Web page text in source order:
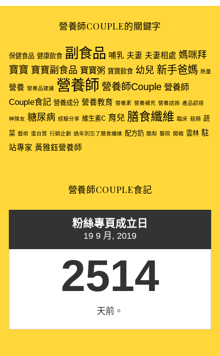
營養師COUPLE的關鍵字
保健食品 健康飲食 副食品 哺乳 夫妻 夫妻相處 媽咪拜
寶寶 寶寶副食品 寶寶粥 寶寶飲食 幼兒 新手爸媽 熱量
營養 營養品建議 營養師 營養師Couple 營養師
Couple食記 營養成分 營養教育 營養素 營養補充 營養諮詢 產品認證
神隊友 糖尿病 經驗分享 維生素C 育兒 膳食纖維 臨床 菇類 蔬
菜 藝術 蛋白質 行銷企劃 過年別忘了膳食纖維 配方奶 酪梨 醫院 開箱 雲林 駐
站專家 黃雅鈺營養師
營養師COUPLE食記
粉絲專頁成立日
19 9 月, 2019
2514
天前。